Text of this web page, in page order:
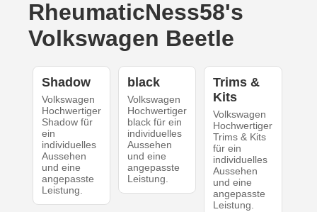
RheumaticNess58's
Volkswagen Beetle
Shadow
Volkswagen
Hochwertiger
Shadow für
ein
individuelles
Aussehen
und eine
angepasste
Leistung.
black
Volkswagen
Hochwertiger
black für ein
individuelles
Aussehen
und eine
angepasste
Leistung.
Trims &
Kits
Volkswagen
Hochwertiger
Trims & Kits
für ein
individuelles
Aussehen
und eine
angepasste
Leistung.